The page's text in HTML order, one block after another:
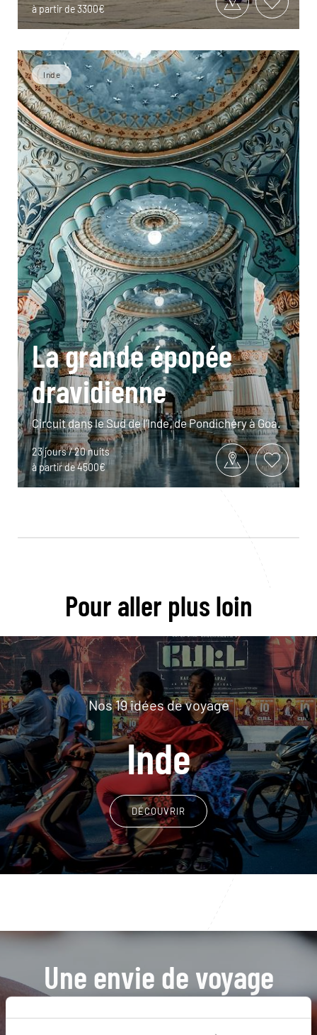
à partir de 3300€
Inde
La grande épopée
dravidienne
Circuit dans le Sud de l’Inde, de Pondichéry à Goa.
23 jours / 20 nuits
à partir de 4500€
Pour aller plus loin
Nos 19 idées de voyage
Inde
DÉCOUVRIR
Une envie de voyage
particulière ?